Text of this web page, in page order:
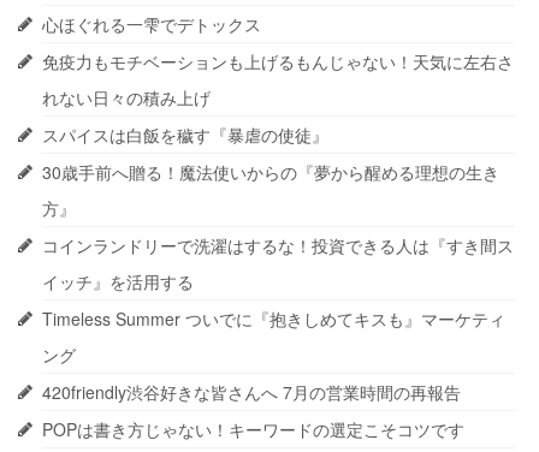
心ほぐれる一雫でデトックス
免疫力もモチベーションも上げるもんじゃない！天気に左右さ
れない日々の積み上げ
スパイスは白飯を穢す『暴虐の使徒』
30歳手前へ贈る！魔法使いからの『夢から醒める理想の生き
方』
コインランドリーで洗濯はするな！投資できる人は『すき間ス
イッチ』を活用する
Timeless Summer ついでに『抱きしめてキスも』マーケティ
ング
420friendly渋谷好きな皆さんへ 7月の営業時間の再報告
POPは書き方じゃない！キーワードの選定こそコツです